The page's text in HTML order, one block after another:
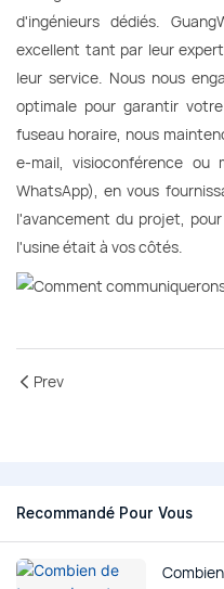
d'ingénieurs dédiés.
excellent tant par leur
leur service. Nous nous
optimale pour garantir
fuseau horaire, nous
e-mail, visioconférence ou
WhatsApp), en vous
l'avancement du projet,
l'usine était à vos côtés.
Prev
Recommandé Pour Vous